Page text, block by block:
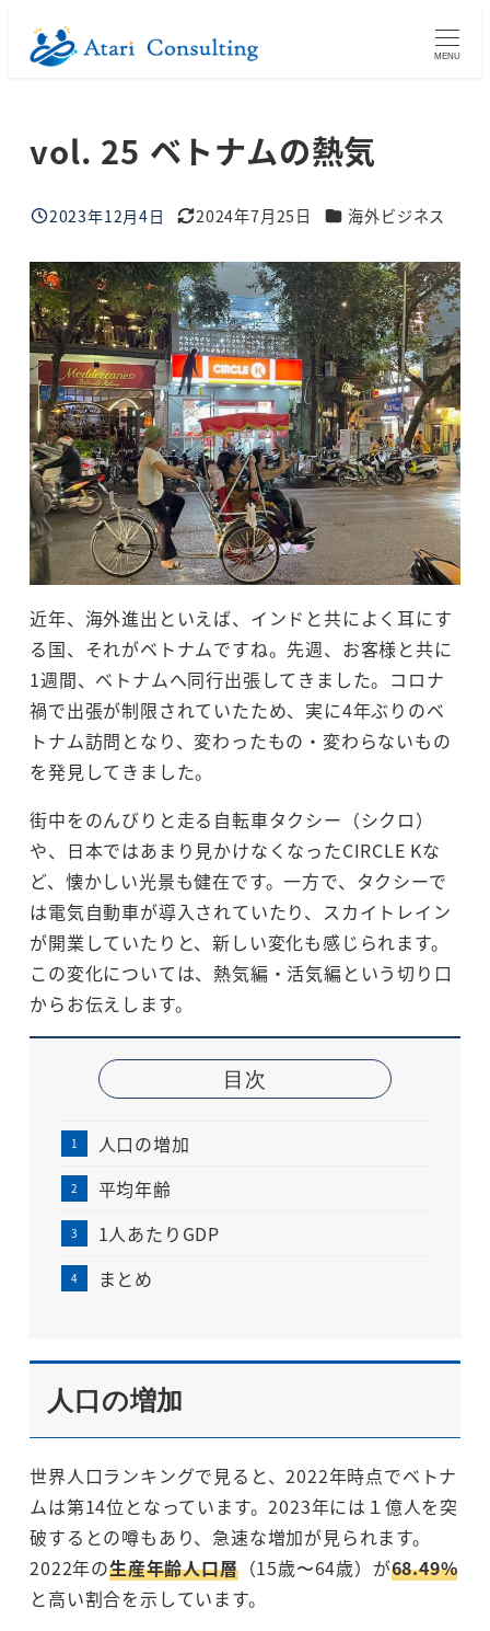
MENU
vol. 25 ベトナムの熱気
投稿日
2023年12月4日
更新日
2024年7月25日 ブログカテゴリー
海外ビジネス
近年、海外進出といえば、インドと共によく耳にす
る国、それがベトナムですね。先週、お客様と共に
1週間、ベトナムへ同行出張してきました。コロナ
禍で出張が制限されていたため、実に4年ぶりのベ
トナム訪問となり、変わったもの・変わらないもの
を発見してきました。
街中をのんびりと走る自転車タクシー（シクロ）
や、日本ではあまり見かけなくなったCIRCLE Kな
ど、懐かしい光景も健在です。一方で、タクシーで
は電気自動車が導入されていたり、スカイトレイン
が開業していたりと、新しい変化も感じられます。
この変化については、熱気編・活気編という切り口
からお伝えします。
目次
人口の増加
平均年齢
1人あたりGDP
まとめ
人口の増加
世界人口ランキングで見ると、2022年時点でベトナ
ムは第14位となっています。2023年には１億人を突
破するとの噂もあり、急速な増加が見られます。
2022年の生産年齢人口層（15歳〜64歳）が68.49%
と高い割合を示しています。